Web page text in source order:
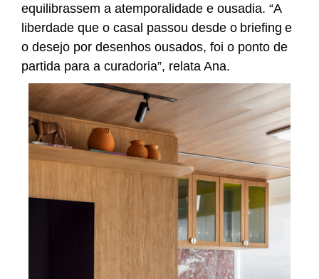
equilibrassem a atemporalidade e ousadia. “A
liberdade que o casal passou desde o briefing e
o desejo por desenhos ousados, foi o ponto de
partida para a curadoria”, relata Ana.